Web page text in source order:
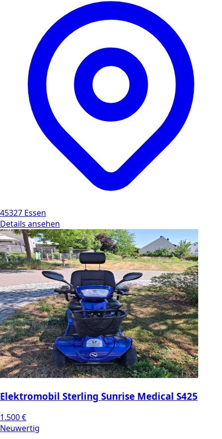
45327 Essen
Details ansehen
Elektromobil Sterling Sunrise Medical S425
1.500 €
Neuwertig